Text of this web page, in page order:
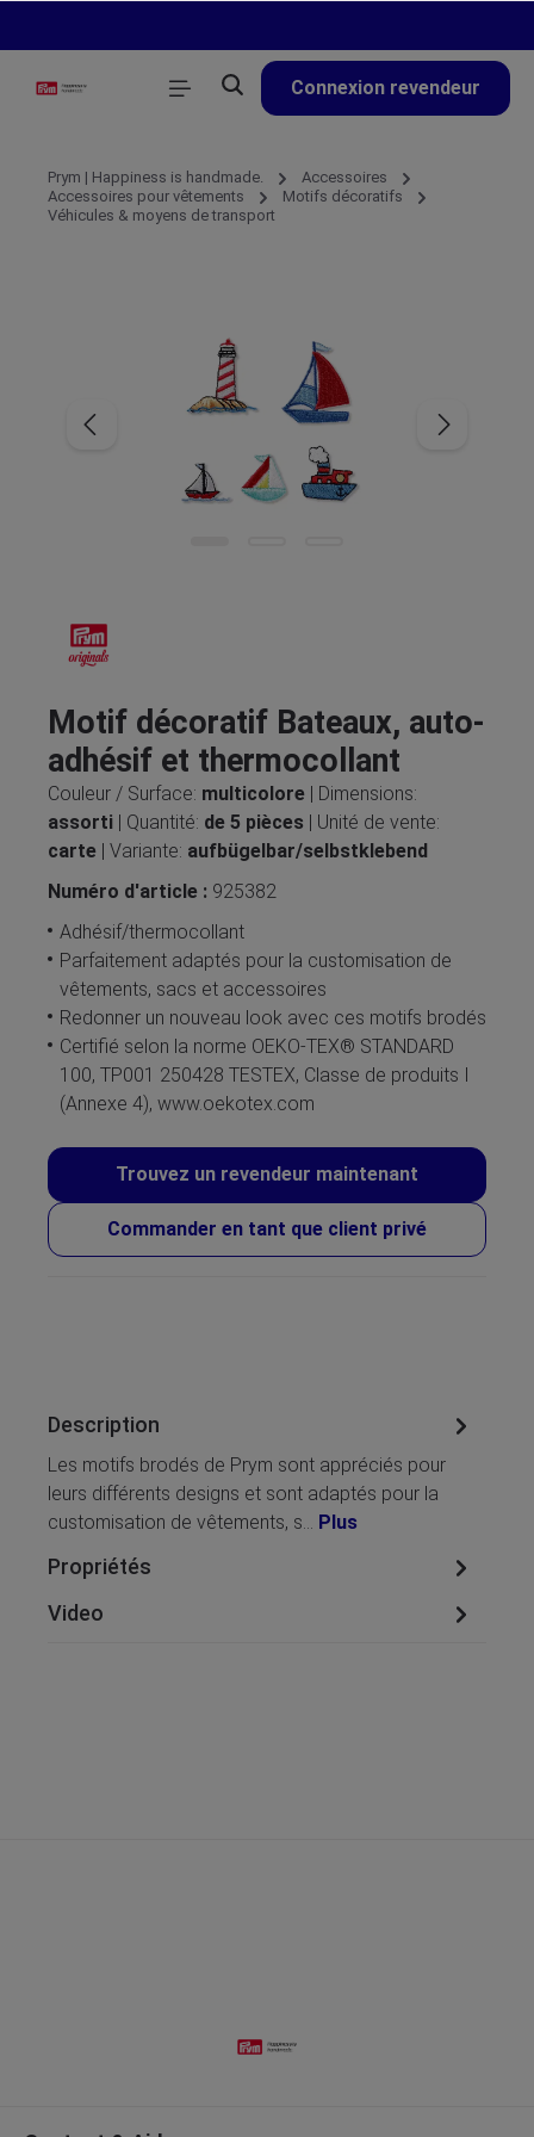
Connexion revendeur
Prym | Happiness is handmade.
Accessoires
Accessoires pour vêtements
Motifs décoratifs
Véhicules & moyens de transport
Motif décoratif Bateaux, auto-
adhésif et thermocollant
Couleur / Surface: multicolore | Dimensions:
assorti | Quantité: de 5 pièces | Unité de vente:
carte | Variante: aufbügelbar/selbstklebend
Numéro d'article : 925382
Adhésif/thermocollant
Parfaitement adaptés pour la customisation de
vêtements, sacs et accessoires
Redonner un nouveau look avec ces motifs brodés
Certifié selon la norme OEKO-TEX® STANDARD
100, TP001 250428 TESTEX, Classe de produits I
(Annexe 4), www.oekotex.com
Trouvez un revendeur maintenant
Commander en tant que client privé
Description
Les motifs brodés de Prym sont appréciés pour
leurs différents designs et sont adaptés pour la
customisation de vêtements, s… Plus
Propriétés
Video